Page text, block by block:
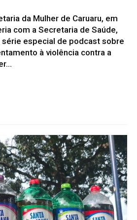
da Mulher de Caruaru, em
com a Secretaria de Saúde,
série especial de podcast sobre
à violência contra a